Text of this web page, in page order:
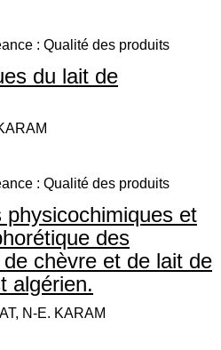
: Qualité des produits
du lait de
: Qualité des produits
physicochimiques et
des
chèvre et de lait de
algérien.
N-E. KARAM